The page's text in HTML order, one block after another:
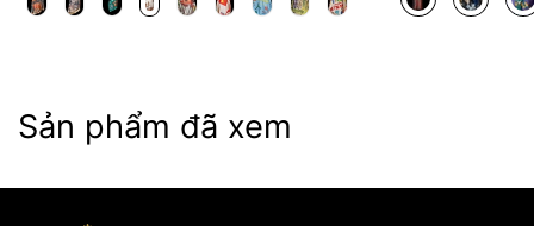
Sản phẩm đã xem